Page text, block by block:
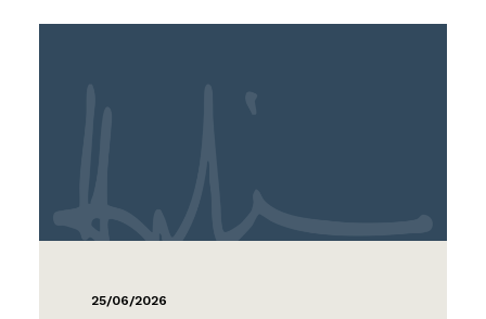
25/06/2026